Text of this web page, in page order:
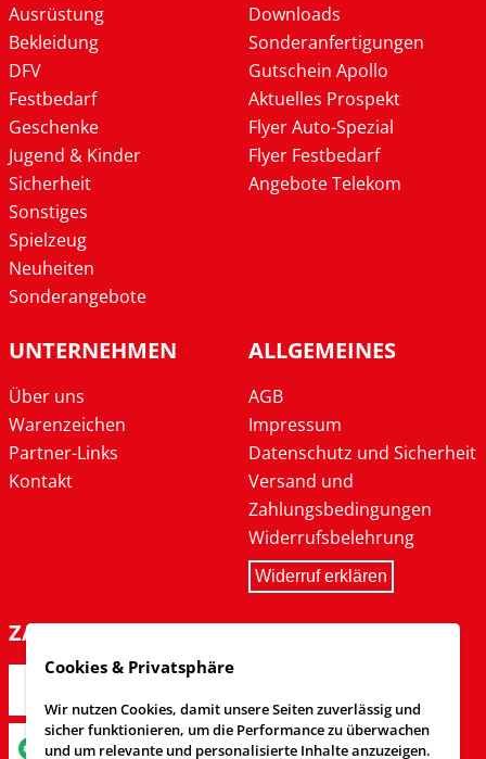
Ausrüstung
Bekleidung
DFV
Festbedarf
Geschenke
Jugend & Kinder
Sicherheit
Sonstiges
Spielzeug
Neuheiten
Sonderangebote
Downloads
Sonderanfertigungen
Gutschein Apollo
Aktuelles Prospekt
Flyer Auto-Spezial
Flyer Festbedarf
Angebote Telekom
UNTERNEHMEN
Über uns
Warenzeichen
Partner-Links
Kontakt
ALLGEMEINES
AGB
Impressum
Datenschutz und Sicherheit
Versand und
Zahlungsbedingungen
Widerrufsbelehrung
Widerruf erklären
ZAHLARTEN
Cookies & Privatsphäre
Wir nutzen Cookies, damit unsere Seiten zuverlässig und
sicher funktionieren, um die Performance zu überwachen
und um relevante und personalisierte Inhalte anzuzeigen.